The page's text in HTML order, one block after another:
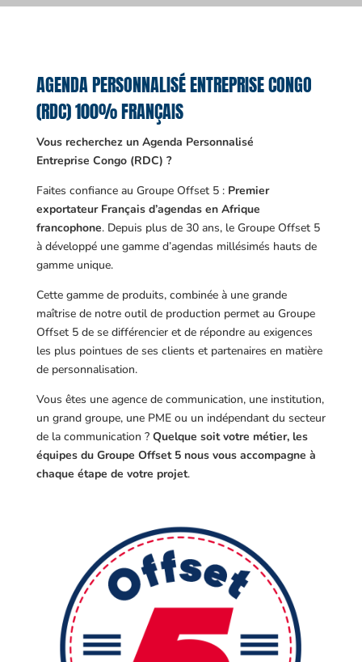
AGENDA PERSONNALISÉ ENTREPRISE CONGO
(RDC) 100% FRANÇAIS
Vous recherchez un Agenda Personnalisé
Entreprise Congo (RDC) ?
Faites confiance au Groupe Offset 5 : Premier
exportateur Français d’agendas en Afrique
francophone. Depuis plus de 30 ans, le Groupe Offset 5
à développé une gamme d’agendas millésimés hauts de
gamme unique.
Cette gamme de produits, combinée à une grande
maîtrise de notre outil de production permet au Groupe
Offset 5 de se différencier et de répondre au exigences
les plus pointues de ses clients et partenaires en matière
de personnalisation.
Vous êtes une agence de communication, une institution,
un grand groupe, une PME ou un indépendant du secteur
de la communication ? Quelque soit votre métier, les
équipes du Groupe Offset 5 nous vous accompagne à
chaque étape de votre projet.